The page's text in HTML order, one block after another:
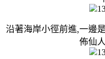
沿著海岸小徑前進,一邊
佈仙